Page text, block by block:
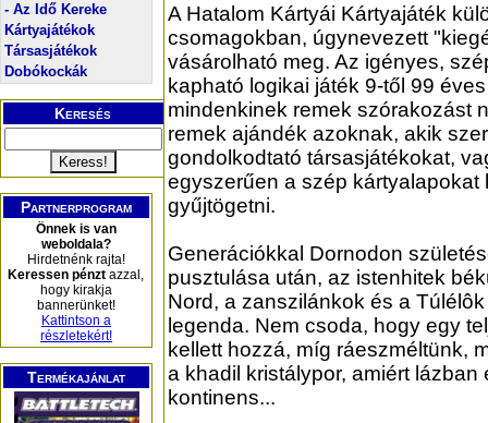
- Az Idő Kereke
Kártyajátékok
Társasjátékok
Dobókockák
Keresés
Partnerprogram
Önnek is van
weboldala?
Hirdetnénk rajta!
Keressen pénzt azzal,
hogy kirakja
bannerünket!
Kattintson a
részletekért!
Termékajánlat
A Hatalom Kártyái Kártyajáték
csomagokban, úgynevezett
vásárolható meg. Az igényes,
kapható logikai játék 9-től 99
mindenkinek remek szórakozást
remek ajándék azoknak, akik
gondolkodtató társasjátékokat,
egyszerűen a szép kártyalapokat
gyűjtögetni.
Generációkkal Dornodon
pusztulása után, az istenhitek
Nord, a zanszilánkok és a
legenda. Nem csoda, hogy egy
kellett hozzá, míg ráeszméltünk,
a khadil kristálypor, amiért lázban
kontinens...